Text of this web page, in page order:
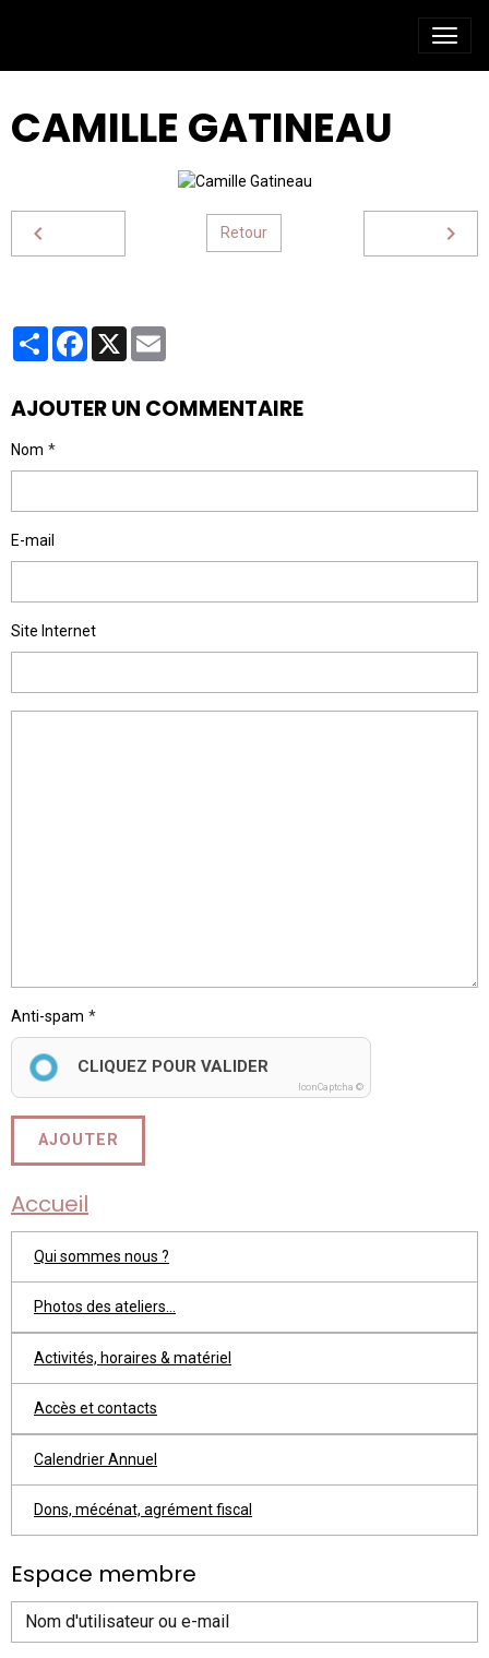
CAMILLE GATINEAU
Retour
PartagerFacebook
X
AJOUTER UN COMMENTAIRE
Nom
E-mail
Site Internet
Anti-spam
CLIQUEZ POUR VALIDER
IconCaptcha ©
AJOUTER
Accueil
Qui sommes nous ?
Photos des ateliers...
Activités, horaires & matériel
Accès et contacts
Calendrier Annuel
Dons, mécénat, agrément fiscal
Espace membre